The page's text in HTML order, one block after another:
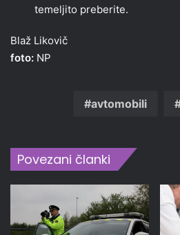
temeljito preberite.
Blaž Likovič
foto: NP
avtomobili
Povezani članki